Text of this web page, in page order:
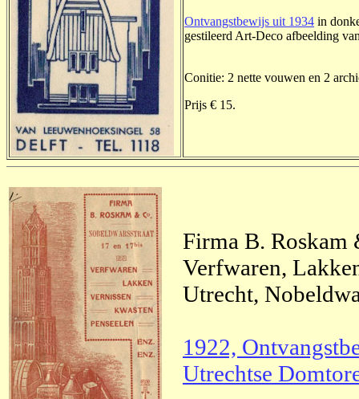
Ontvangstbewijs uit 1934 in
gestileerd Art-Deco afbeelding
Conitie: 2 nette vouwen en 2
Prijs € 15.
Firma B. Roskam
Verfwaren,
Utrecht,
1922,
Utrechtse